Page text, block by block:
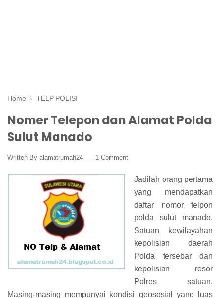
Home › TELP POLISI
Nomer Telepon dan Alamat Polda
Sulut Manado
Written By alamatrumah24 1 Comment
Jadilah orang pertama
yang mendapatkan
daftar nomor telpon
polda sulut manado.
Satuan kewilayahan
kepolisian daerah
Polda tersebar dan
kepolisian resor
Polres satuan.
Masing-masing mempunyai kondisi geososial yang luas